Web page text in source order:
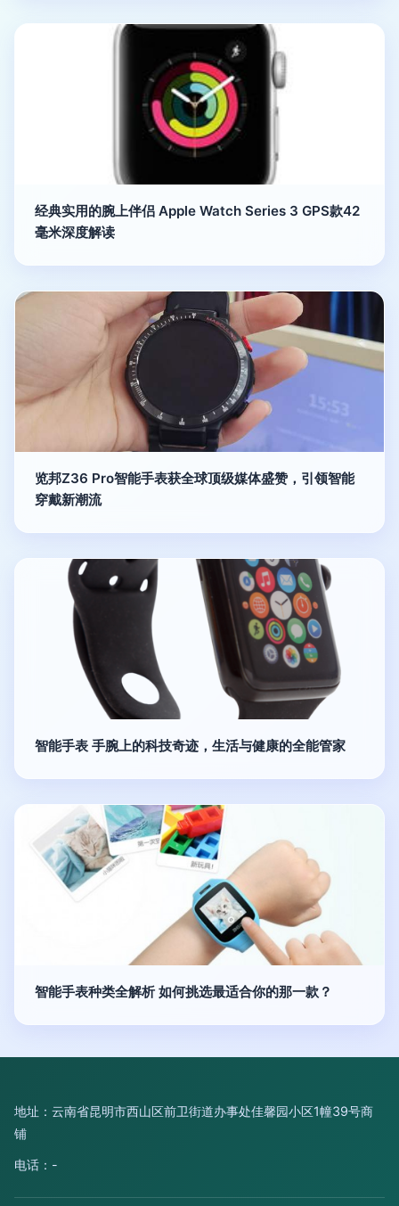
经典实用的腕上伴侣 Apple Watch Series 3 GPS款42
毫米深度解读
览邦Z36 Pro智能手表获全球顶级媒体盛赞，引领智能
穿戴新潮流
智能手表 手腕上的科技奇迹，生活与健康的全能管家
智能手表种类全解析 如何挑选最适合你的那一款？
地址：云南省昆明市西山区前卫街道办事处佳馨园小区1幢39号商
铺
电话：-